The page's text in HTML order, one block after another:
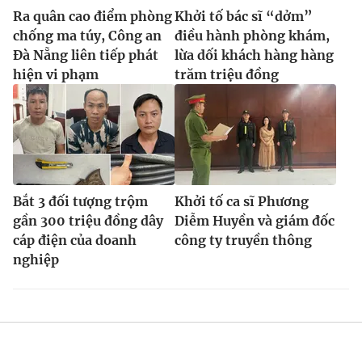
Ra quân cao điểm phòng
chống ma túy, Công an
Đà Nẵng liên tiếp phát
hiện vi phạm
Khởi tố bác sĩ “dởm”
điều hành phòng khám,
lừa dối khách hàng hàng
trăm triệu đồng
Bắt 3 đối tượng trộm
gần 300 triệu đồng dây
cáp điện của doanh
nghiệp
Khởi tố ca sĩ Phương
Diễm Huyền và giám đốc
công ty truyền thông